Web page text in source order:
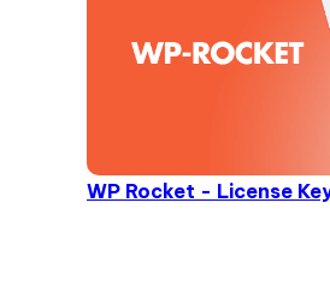
WP Rocket - License